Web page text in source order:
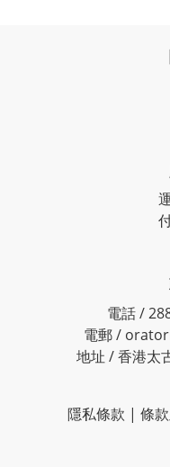
電話 /
電郵 /
地址 / 香港太
隱私條款 | 條